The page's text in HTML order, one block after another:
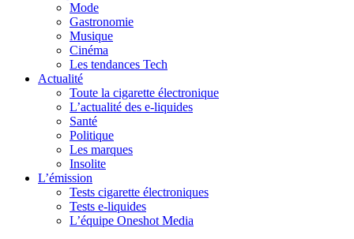
Mode
Gastronomie
Musique
Cinéma
Les tendances Tech
Actualité
Toute la cigarette électronique
L’actualité des e-liquides
Santé
Politique
Les marques
Insolite
L’émission
Tests cigarette électroniques
Tests e-liquides
L’équipe Oneshot Media